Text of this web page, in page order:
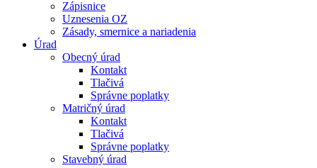
Zápisnice
Uznesenia OZ
Zásady, smernice a nariadenia
Úrad
Obecný úrad
Kontakt
Tlačivá
Správne poplatky
Matričný úrad
Kontakt
Tlačivá
Správne poplatky
Stavebný úrad